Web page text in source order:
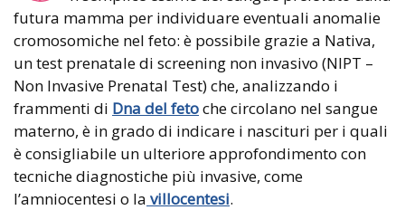
futura mamma per individuare eventuali anomalie
cromosomiche nel feto: è possibile grazie a Nativa,
un test prenatale di screening non invasivo (NIPT –
Non Invasive Prenatal Test) che, analizzando i
frammenti di Dna del fetoche circolano nel sangue
materno, è in grado di indicare i nascituri per i quali
è consigliabile un ulteriore approfondimento con
tecniche diagnostiche più invasive, come
l’amniocentesi o la villocentesi.